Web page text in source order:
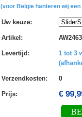
(voor Belgie hanteren wij
Uw keuze:
Artikel :
Levertijd :
1 tot 3
Verzendkosten: 0
Prijs: €